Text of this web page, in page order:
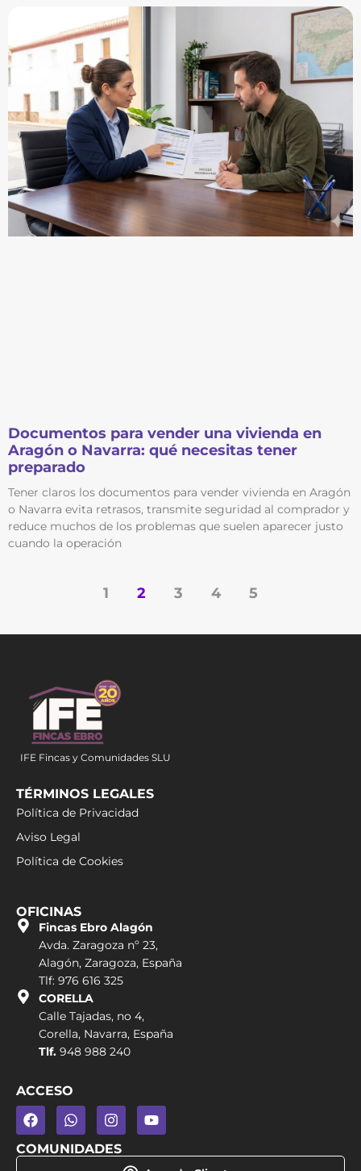
Documentos para vender una vivienda en
Aragón o Navarra: qué necesitas tener
preparado
Tener claros los documentos para vender vivienda en Aragón
o Navarra evita retrasos, transmite seguridad al comprador y
reduce muchos de los problemas que suelen aparecer justo
cuando la operación
1 2 3 4 5
IFE Fincas y Comunidades SLU
TÉRMINOS LEGALES
Política de Privacidad
Aviso Legal
Política de Cookies
OFICINAS
Fincas Ebro Alagón
Avda. Zaragoza nº 23,
Alagón, Zaragoza, España
Tlf: 976 616 325
CORELLA
Calle Tajadas, no 4,
Corella, Navarra, España
Tlf. 948 988 240
ACCESO
COMUNIDADES